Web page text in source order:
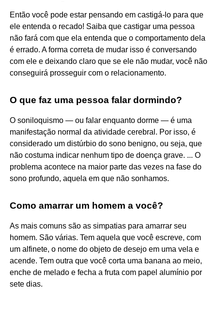
Então você pode estar pensando em castigá-lo para que
ele entenda o recado! Saiba que castigar uma pessoa
não fará com que ela entenda que o comportamento dela
é errado. A forma correta de mudar isso é conversando
com ele e deixando claro que se ele não mudar, você não
conseguirá prosseguir com o relacionamento.
O que faz uma pessoa falar dormindo?
O soniloquismo — ou falar enquanto dorme — é uma
manifestação normal da atividade cerebral. Por isso, é
considerado um distúrbio do sono benigno, ou seja, que
não costuma indicar nenhum tipo de doença grave. ... O
problema acontece na maior parte das vezes na fase do
sono profundo, aquela em que não sonhamos.
Como amarrar um homem a você?
As mais comuns são as simpatias para amarrar seu
homem. São várias. Tem aquela que você escreve, com
um alfinete, o nome do objeto de desejo em uma vela e
acende. Tem outra que você corta uma banana ao meio,
enche de melado e fecha a fruta com papel alumínio por
sete dias.